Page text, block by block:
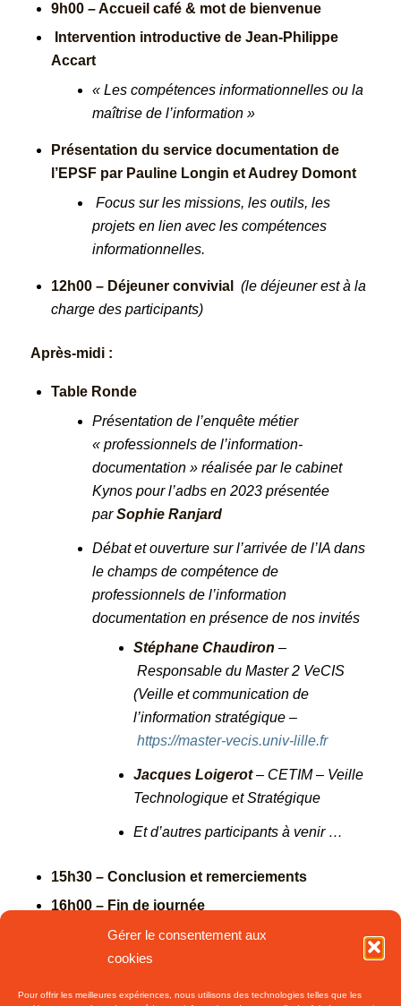
Gérer le consentement aux
cookies
Pour offrir les meilleures expériences, nous utilisons des technologies telles que les
9h00 – Accueil café & mot de bienvenue
Intervention introductive de Jean-Philippe
Accart
« Les compétences informationnelles ou la
maîtrise de l’information »
Présentation du service documentation de
l’EPSF par Pauline Longin et Audrey Domont
Focus sur les missions, les outils, les
projets en lien avec les compétences
informationnelles.
12h00 – Déjeuner convivial
(le déjeuner est à la
charge des participants)
Après-midi :
Table Ronde
Présentation de l’enquête métier
« professionnels de l’information-
documentation » réalisée par le cabinet
Kynos pour l’adbs en 2023 présentée
parSophie Ranjard
Débat et ouverture sur l’arrivée de l’IA dans
le champs de compétence de
professionnels de l’information
documentation en présence de nos invités
Stéphane Chaudiron –
Responsable du Master 2 VeCIS
(Veille et communication de
l’information stratégique –
https://master-vecis.univ-lille.fr
Jacques Loigerot– CETIM – Veille
Technologique et Stratégique
Et d’autres participants à venir …
15h30 – Conclusion et remerciements
16h00 – Fin de journée